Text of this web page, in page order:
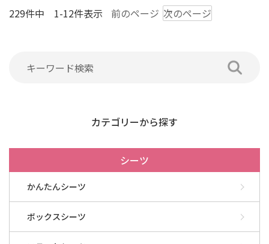
カテゴリーから探す
シーツ
かんたんシーツ
ボックスシーツ
229件中 1-12件表示
前のページ 次のページ